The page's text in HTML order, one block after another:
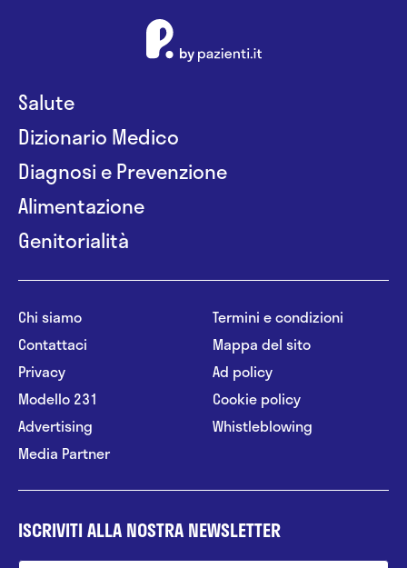
Salute
Dizionario Medico
Diagnosi e Prevenzione
Alimentazione
Genitorialità
Chi siamo
Contattaci
Privacy
Modello 231
Advertising
Media Partner
Termini e condizioni
Mappa del sito
Ad policy
Cookie policy
Whistleblowing
ISCRIVITI ALLA NOSTRA NEWSLETTER